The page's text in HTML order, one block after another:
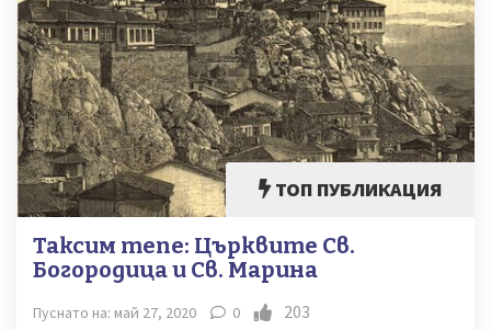
ТОП ПУБЛИКАЦИЯ
Таксим тепе: Църквите Св.
Богородица и Св. Марина
Пуснато на: май 27, 2020 0
203